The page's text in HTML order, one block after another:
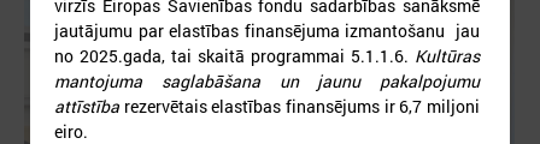
virzīs Eiropas Savienības fondu sadarbības sanāksmē
jautājumu par elastības finansējuma izmantošanu jau
no 2025.gada, tai skaitā programmai 5.1.1.6. Kultūras
mantojuma saglabāšana un jaunu pakalpojumu
attīstība rezervētais elastības finansējums ir 6,7 miljoni
eiro.